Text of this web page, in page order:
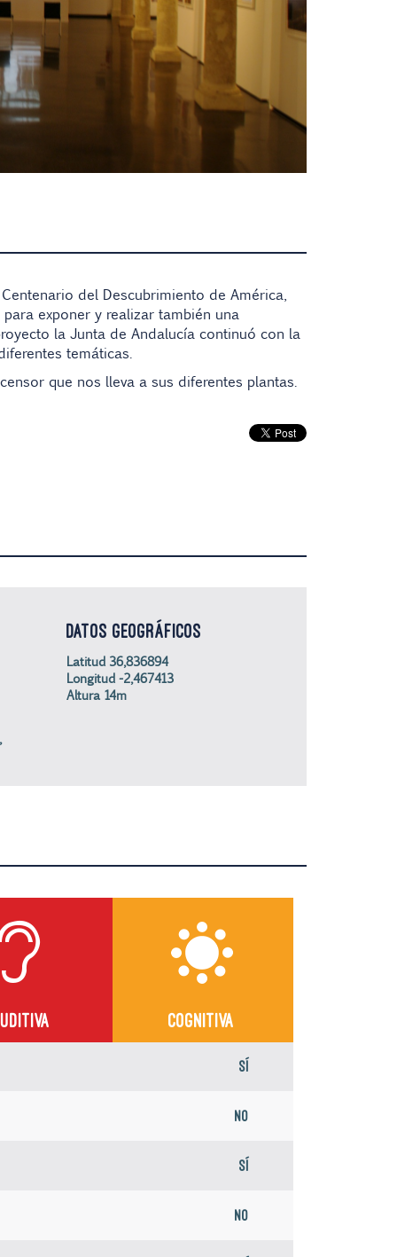
del Descubrimiento de América,
exponer y realizar también una
la Junta de Andalucía continuó con la
temáticas.
que nos lleva a sus diferentes plantas.
DATOS GEOGRÁFICOS
Latitud 36,836894
Longitud -2,467413
Altura 14m
COGNITIVA
Sí
No
Sí
No